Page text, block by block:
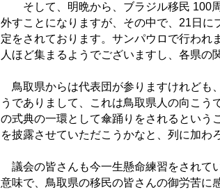
そして、明晩から、ブラジル移民 100
外すことになりますが、その中で、21日
定をされております。サンパウロで行われ
人ほど集まるようでございますし、各県の
鳥取県からは代表団が参りますけれども
うでありまして、これは鳥取県人の向こ
の式典の一環として傘踊りをされるという
を披露させていただこうかなと、列に加わ
議会の皆さんも今一生懸命練習をされて
意味で、鳥取県の移民の皆さんの御労苦に